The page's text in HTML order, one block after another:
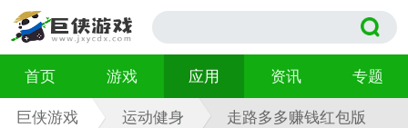
首页 游戏 应用 资讯
专题
巨侠游戏
运动健身
走路多多赚钱红包版